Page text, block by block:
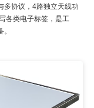
多协议，4路独立天线功
各类电子标签，是工